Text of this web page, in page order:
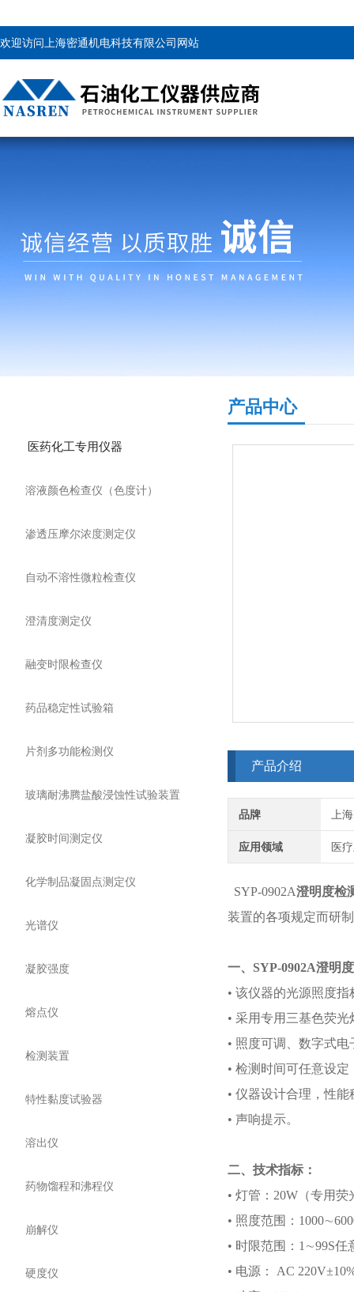
欢迎访问上海密通机电科技有限公司网站
医药化工专用仪器
溶液颜色检查仪（色度计）
渗透压摩尔浓度测定仪
自动不溶性微粒检查仪
澄清度测定仪
融变时限检查仪
药品稳定性试验箱
片剂多功能检测仪
玻璃耐沸腾盐酸浸蚀性试验装置
凝胶时间测定仪
化学制品凝固点测定仪
光谱仪
凝胶强度
熔点仪
检测装置
特性黏度试验器
溶出仪
药物馏程和沸程仪
崩解仪
硬度仪
产品中心
产品介绍
品牌 上
应用领域 医
SYP-0902A澄明度检
装置的各项规定而研
一、SYP-0902A澄明
• 该仪器的光源照度
• 采用专用三基色荧
• 照度可调、数字式
• 检测时间可任意设
• 仪器设计合理，性
• 声响提示。
二、技术指标：
• 灯管：20W（专用荧
• 照度范围：
• 时限范围：1∼99S任
• 电源： AC